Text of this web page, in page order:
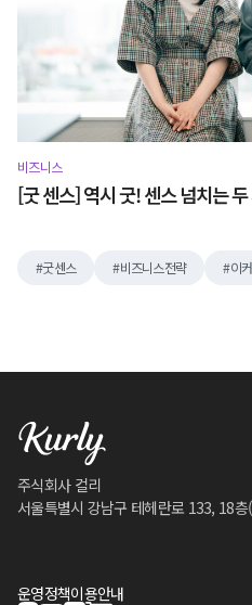
비즈니스
[굿 센스] 역시 굿! 센스 넘치는
굿센스 비즈니스전략 이
주식회사 컬리
서울특별시 강남구 테헤란로 133, 18층
운영정책이용안내